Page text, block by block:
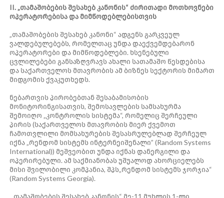
II. „თამაშობების შესახებ კანონის“ ძირითადი მოთხოვნები
ოპერატორებისა და მიმწოდებლებისთვის
„თამაშობების შესახებ კანონი“ ადგენს გარკვეულ
ვალდებულებებს, რომელთაც უნდა დაექვემდებარონ
ოპერატორები და მიმწოდებლები. ხსენებული
ცვლილებები განსაზღვრავს ახალი სათამაშო წესდებისა
და საქართველოს მთავრობის ამ ბიზნეს სექტორის მიმართ
მიდგომის ქვაკუთხედს.
ნებართვის პირობებთან შესაბამისობის
მონიტორინგისათვის, შემოსავლების სამსახურმა
შემოიღო „კონტროლის სისტემა“, რომელიც შერჩეული
პირის (საქართველოს მთავრობის მიერ ქვემოთ
ჩამოთვლილი მომსახურების შესასრულებლად შერჩეულ
იქნა „რენდომ სისტემს ინტერნეიშენალი” (Random Systems
International)) მეშვეობით უნდა იქნას დანერგილი და
ოპერირებული. ამ საქმიანობას უშუალოდ ახორციელებს
მისი შვილობილი კომპანია, შპს„რენდომ სისტემს ჯორჯია“
(Random Systems Georgia).